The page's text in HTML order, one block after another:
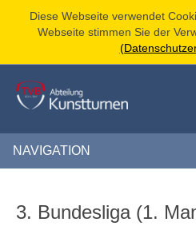
Diese Webseite verwendet
Webseite stimmen Sie der
NAVIGATION
3. Bundesliga (1.